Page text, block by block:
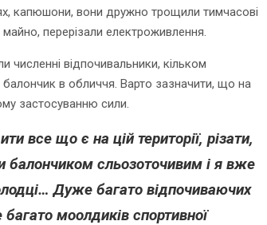
капюшони, вони дружно трощили тимчасові
перерізали електроживлення.
численні відпочивальники, кільком
балончик в обличчя. Варто зазначити, що на
застосуванню сили.
все що є на цій території, різати,
балончиком сльозоточивим і я вже
Дуже багато відпочиваючих
моолдиків спортивної